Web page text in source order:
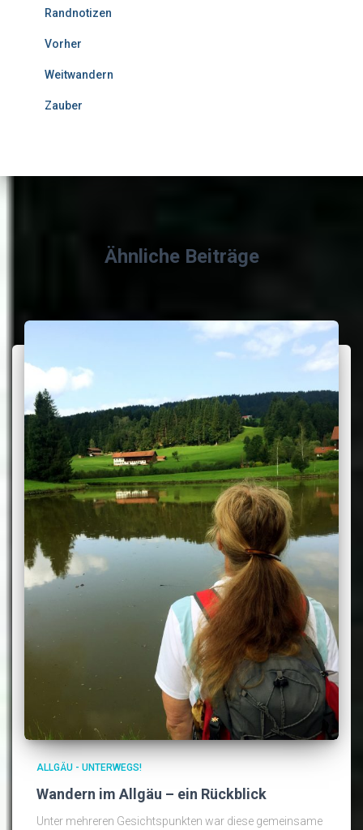
Randnotizen
Vorher
Weitwandern
Zauber
Ähnliche Beiträge
ALLGÄU - UNTERWEGS!
Wandern im Allgäu – ein Rückblick
Unter mehreren Gesichtspunkten war diese gemeinsame